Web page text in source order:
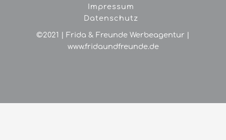
Impressum
Datenschutz
©2021 | Frida & Freunde Werbeagentur |
www.fridaundfreunde.de